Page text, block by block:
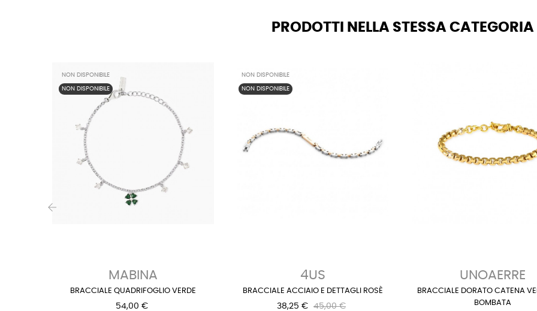
PRODOTTI NELLA STESSA CATEGORIA
NON DISPONIBILE
NON DISPONIBILE
MABINA
BRACCIALE QUADRIFOGLIO VERDE
54,00 €
NON DISPONIBILE
NON DISPONIBILE
4US
BRACCIALE ACCIAIO E DETTAGLI ROSÈ
38,25 € 45,00 €
UNOAERRE
BRACCIALE DORATO CATENA
BOMBATA